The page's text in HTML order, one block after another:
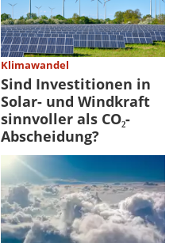
Klimawandel
Sind Investitionen in
Solar- und Windkraft
sinnvoller als CO₂-
Abscheidung?